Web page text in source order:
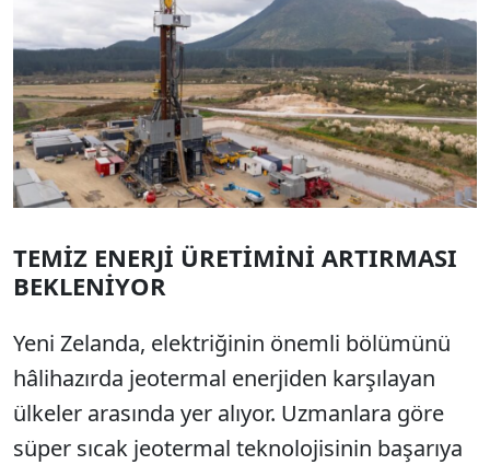
TEMİZ ENERJİ ÜRETİMİNİ ARTIRMASI
BEKLENİYOR
Yeni Zelanda, elektriğinin önemli bölümünü
hâlihazırda jeotermal enerjiden karşılayan
ülkeler arasında yer alıyor. Uzmanlara göre
süper sıcak jeotermal teknolojisinin başarıya